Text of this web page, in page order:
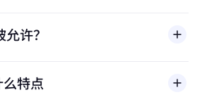
、Shopify等平台的多账号运营，
许？
、绕过安全机制，或违反适用法律
特点